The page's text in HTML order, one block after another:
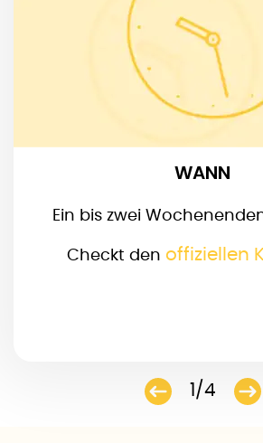
WANN
Ein bis zwei
Checkt den offiziellen
1/4